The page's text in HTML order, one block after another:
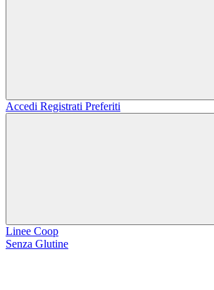
Accedi Registrati Preferiti
Linee Coop
Senza Glutine